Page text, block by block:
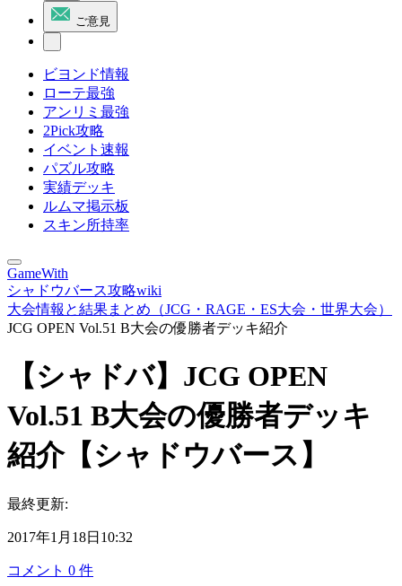
ご意見
ビヨンド情報
ローテ最強
アンリミ最強
2Pick攻略
イベント速報
パズル攻略
実績デッキ
ルムマ掲示板
スキン所持率
GameWith
シャドウバース攻略wiki
大会情報と結果まとめ（JCG・RAGE・ES大会・世界大会）
JCG OPEN Vol.51 B大会の優勝者デッキ紹介
【シャドバ】JCG OPEN
Vol.51 B大会の優勝者デッキ
紹介【シャドウバース】
最終更新:
2017年1月18日10:32
コメント 0 件